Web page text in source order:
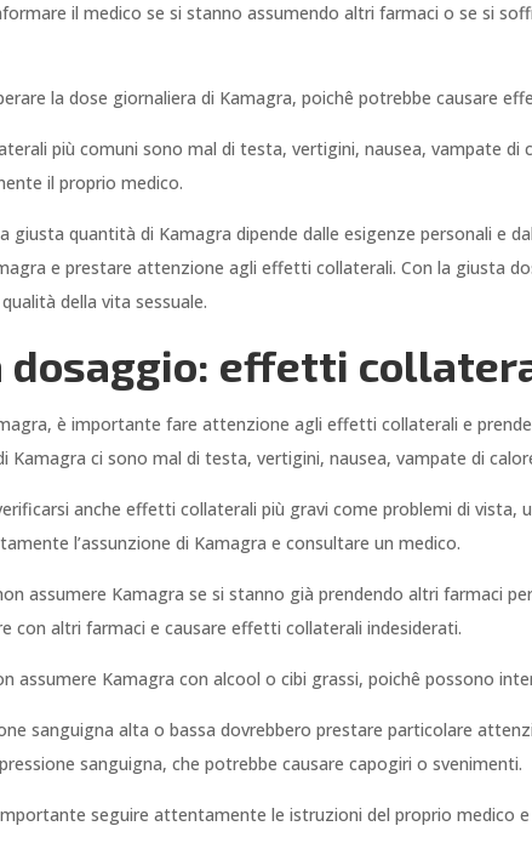
il medico se si stanno assumendo altri farmaci o se si
la dose giornaliera di Kamagra, poichê potrebbe causare
più comuni sono mal di testa, vertigini, nausea, vampate
il proprio medico.
giusta quantità di Kamagra dipende dalle esigenze personali e
e prestare attenzione agli effetti collaterali. Con la giusta
della vita sessuale.
dosaggio: effetti
è importante fare attenzione agli effetti collaterali e
Kamagra ci sono mal di testa, vertigini, nausea, vampate di
anche effetti collaterali più gravi come problemi di
l’assunzione di Kamagra e consultare un medico.
assumere Kamagra se si stanno già prendendo altri farmaci
con altri farmaci e causare effetti collaterali indesiderati.
assumere Kamagra con alcool o cibi grassi, poichê possono
sanguigna alta o bassa dovrebbero prestare particolare
sanguigna, che potrebbe causare capogiri o svenimenti.
seguire attentamente le istruzioni del proprio medico